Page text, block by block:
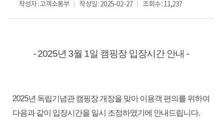
작성자 : 고객소통부 작성일 : 2025-02-27 조회수 : 11,237
- 2025년 3월 1일 캠핑장 입장시간 안내 -
2025년 독립기념관 캠핑장 개장을 맞아 이용객 편의를 위하여
다음과 같이 입장시간을 일시 조정하였기에 안내드립니다.